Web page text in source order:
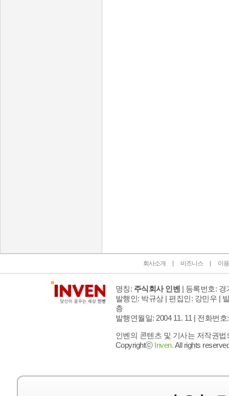
회사소개 비즈니스 이
명칭: 주식회사 인벤 | 등록번호: 경
발행인: 박규상 | 편집인: 강민우 |
층
발행연월일: 2004 11. 11 | 전화번호
인벤의 콘텐츠 및 기사는 저작권
Copyrightⓒ Inven.All rights